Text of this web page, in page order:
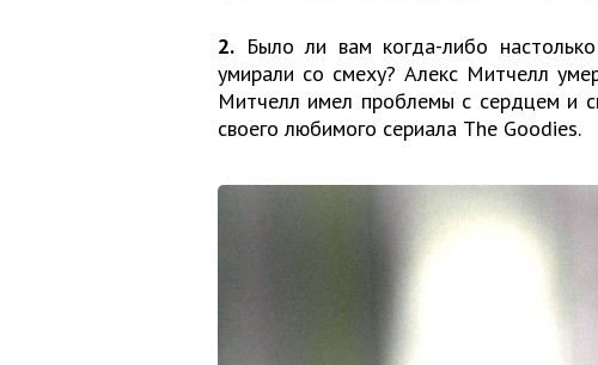
2. Было ли вам когда-либо
умирали со смеху? Алекс Митчелл
Митчелл имел проблемы с сердцем и
своего любимого сериала The Goodies.